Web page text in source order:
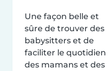
Une façon belle et
sûre de trouver des
babysitters et de
faciliter le quotidien
des mamans et des